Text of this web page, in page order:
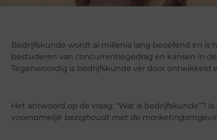
Bedrijfskunde wordt al millenia lang beoefend en
bestuderen van concurrentiegedrag en kansen in
Tegenwoordig is bedrijfskunde ver door ontwikkeld
Het antwoord op de vraag: “Wat is bedrijfskunde”? Is
voornamelijk bezighoudt met de